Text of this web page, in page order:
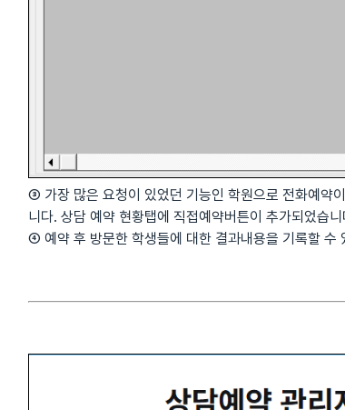
③ 가장 많은 요청이 있었던 기능인 학원으로 전화예약
니다. 상담 예약 현황탭에 직접예약버튼이 추가되었습니
④ 예약 후 방문한 학생들에 대한 결과내용을 기록할 수